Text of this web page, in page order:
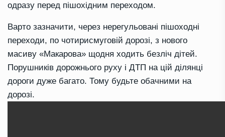
одразу перед пішохідним переходом.
Варто зазначити, через нерегульовані пішоходні
переходи, по чотирисмуговій дорозі, з нового
масиву «Макарова» щодня ходить безліч дітей.
Порушників дорожнього руху і ДТП на цій ділянці
дороги дуже багато. Тому будьте обачними на
дорозі.